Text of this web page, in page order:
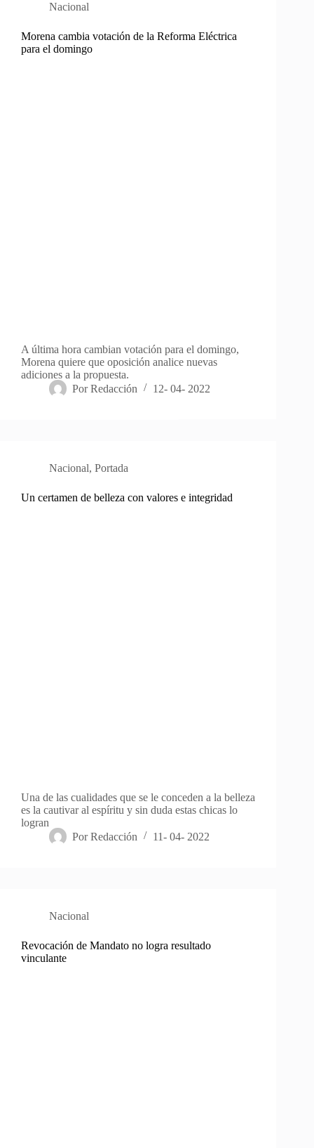
Nacional
Morena cambia votación de la Reforma Eléctrica
para el domingo
A última hora cambian votación para el domingo,
Morena quiere que oposición analice nuevas
adiciones a la propuesta.
Por Redacción 12- 04- 2022
Nacional, Portada
Un certamen de belleza con valores e integridad
Una de las cualidades que se le conceden a la belleza
es la cautivar al espíritu y sin duda estas chicas lo
logran
Por Redacción 11- 04- 2022
Nacional
Revocación de Mandato no logra resultado
vinculante